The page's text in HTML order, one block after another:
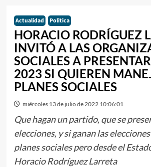
Actualidad Politica
HORACIO RODRÍGUEZ
INVITÓ A LAS
SOCIALES A
2023 SI QUIEREN
PLANES SOCIALES
miércoles 13 de julio de 2022 10:06:01
Que hagan un partido, que se
elecciones, y si ganan las
planes sociales pero desde el
Horacio Rodríguez Larreta